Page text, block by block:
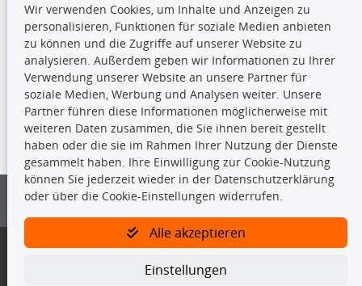
TecDoc Inside
Die hier angezeigten Daten insbesondere die gesamte Datenbank dürfen
nicht kopiert werden.
Es ist zu unterlassen, die Daten oder die gesamte Datenbank ohne
vorherige Zustimmung von TecDoc zu vervielfältigen, zu verbreiten
und/oder diese Handlungen durch Dritte ausführen zu lassen. Ein
Bitte prüfen Sie, ob das über unseren Onlineshop identifizierte Ersatzteil
Gegebenenfalls sind ergänzende Informationen notwendig, um
Wir verwenden Cookies, um Inhalte und Anzeigen zu
personalisieren, Funktionen für soziale Medien anbieten
zu können und die Zugriffe auf unserer Website zu
analysieren. Außerdem geben wir Informationen zu Ihrer
Verwendung unserer Website an unsere Partner für
soziale Medien, Werbung und Analysen weiter. Unsere
Partner führen diese Informationen möglicherweise mit
weiteren Daten zusammen, die Sie ihnen bereit gestellt
haben oder die sie im Rahmen Ihrer Nutzung der Dienste
gesammelt haben. Ihre Einwilligung zur Cookie-Nutzung
können Sie jederzeit wieder in der Datenschutzerklärung
oder über die Cookie-Einstellungen widerrufen.
Alle akzeptieren
Einstellungen